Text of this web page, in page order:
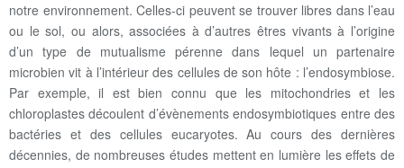
notre environnement. Celles-ci peuvent se trouver libres dans l’eau
ou le sol, ou alors, associées à d’autres êtres vivants à l’origine
d’un type de mutualisme pérenne dans lequel un partenaire
microbien vit à l’intérieur des cellules de son hôte : l’endosymbiose.
Par exemple, il est bien connu que les mitochondries et les
chloroplastes découlent d’évènements endosymbiotiques entre des
bactéries et des cellules eucaryotes. Au cours des dernières
décennies, de nombreuses études mettent en lumière les effets de